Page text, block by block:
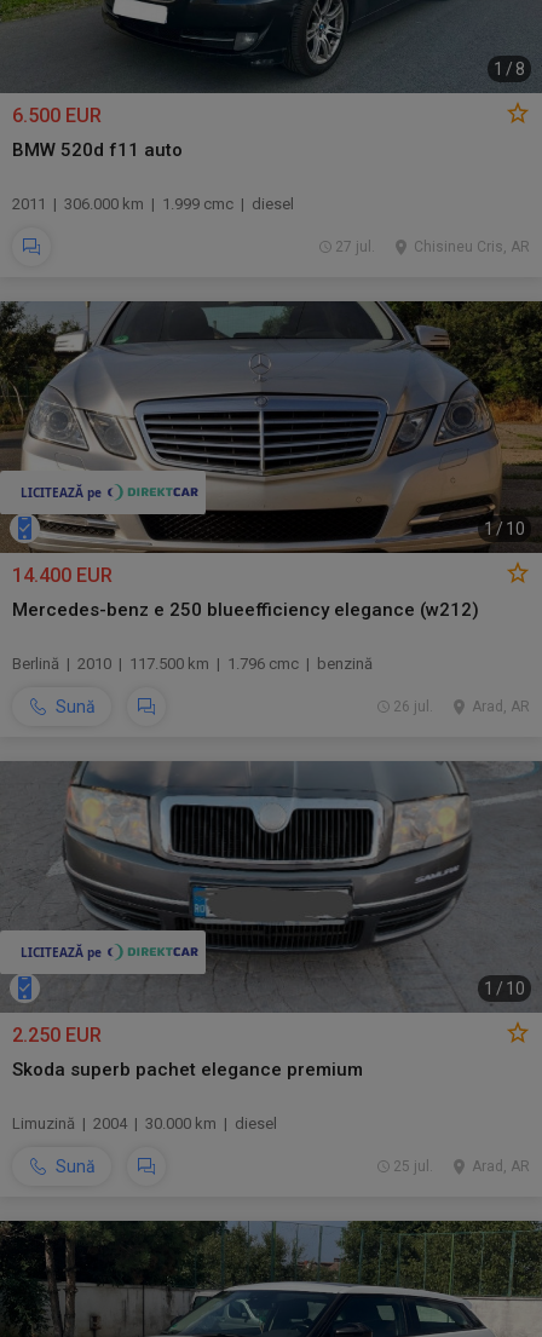
1 / 8
6.500 EUR
BMW 520d f11 auto
2011 | 306.000 km | 1.999 cmc | diesel
Chisineu Cris, AR
27 jul.
1/10
14.400 EUR
Mercedes-benz e 250 blueefficiency elegance (w212)
Berlină | 2010 | 117.500 km | 1.796 cmc | benzină
Sună Arad, AR
26 jul.
1 / 10
2.250 EUR
Skoda superb pachet elegance premium
Limuzină | 2004 | 30.000 km | diesel
Sună Arad, AR
25 jul.